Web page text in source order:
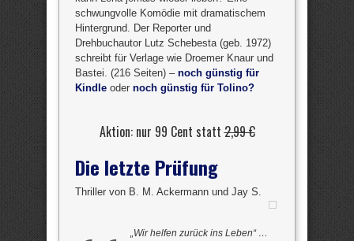
schwungvolle Komödie mit dramatischem
Hintergrund. Der Reporter und
Drehbuchautor Lutz Schebesta (geb. 1972)
schreibt für Verlage wie Droemer Knaur und
Bastei. (216 Seiten) – noch günstig für
Kindle oder noch günstig für Tolino?
Aktion: nur 99 Cent statt2,99 €
Die letzte Prüfung
Thriller von B. M. Ackermann und Jay S.
„Wir helfen zurück ins Leben“ …